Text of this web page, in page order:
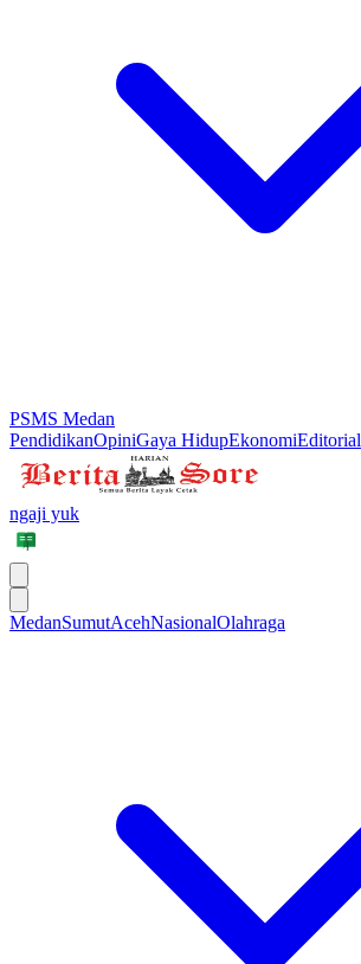
PSMS Medan
PendidikanOpiniGaya HidupEkonomiEditorial
ngaji yuk
MedanSumutAcehNasionalOlahraga